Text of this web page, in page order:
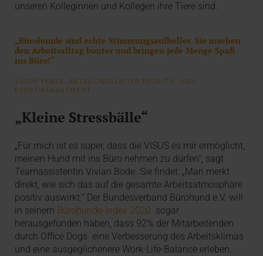
unseren Kolleginnen und Kollegen ihre Tiere sind.
„Bürohunde sind echte Stimmungsaufheller. Sie machen
den Arbeitsalltag bunter und bringen jede Menge Spaß
ins Büro!“
YUSUF YENER, ABTEILUNGSLEITER FACILITY- UND
EVENTMANAGEMENT
„Kleine Stressbälle“
„Für mich ist es super, dass die VISUS es mir ermöglicht,
meinen Hund mit ins Büro nehmen zu dürfen“, sagt
Teamassistentin Vivian Bode. Sie findet: „Man merkt
direkt, wie sich das auf die gesamte Arbeitsatmosphäre
positiv auswirkt.“ Der Bundesverband Bürohund e.V. will
in seinem Bürohunde-Index 2020 sogar
herausgefunden haben, dass 92% der Mitarbeitenden
durch Office Dogs eine Verbesserung des Arbeitsklimas
und eine ausgeglichenere Work-Life-Balance erleben.